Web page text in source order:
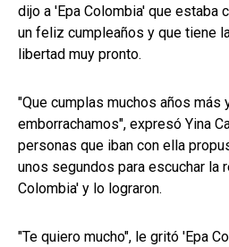
dijo a 'Epa Colombia' que estaba
un feliz cumpleaños y que tiene
libertad muy pronto.
"Que cumplas muchos años más
emborrachamos", expresó Yina
personas que iban con ella
unos segundos para escuchar la
Colombia' y lo lograron.
"Te quiero mucho", le gritó 'Epa